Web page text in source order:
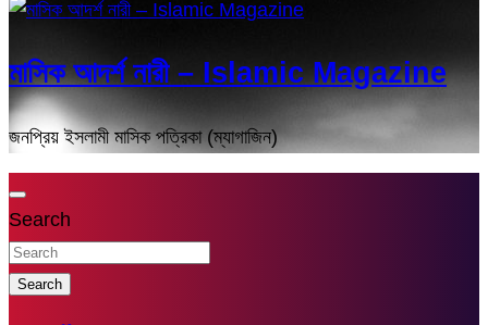
মাসিক আদর্শ নারী – Islamic Magazine
জনপ্রিয় ইসলামী মাসিক পত্রিকা (ম্যাগাজিন)
Search
Search